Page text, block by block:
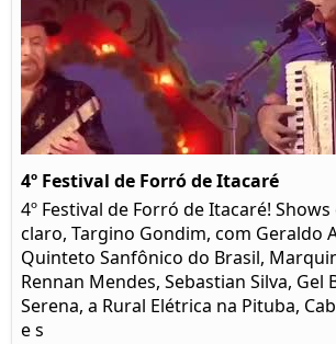
4º Festival de Forró de Itacaré
4º Festival de Forró de Itacaré!
claro, Targino Gondim, com Geraldo
Quinteto Sanfônico do Brasil,
Rennan Mendes, Sebastian Silva, Gel
Serena, a Rural Elétrica na Pituba,
e s